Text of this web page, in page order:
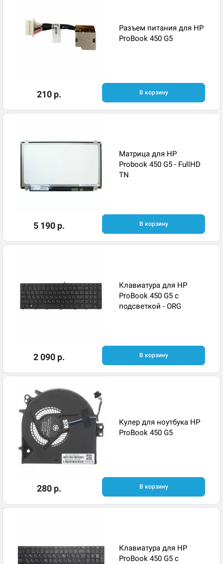
Разъем питания для HP
ProBook 450 G5
210 р. В корзину
Матрица для HP
Probook 450 G5 - FullHD
TN
5 190 р. В корзину
Клавиатура для HP
ProBook 450 G5 с
подсветкой - ORG
2 090 р. В корзину
Кулер для ноутбука HP
ProBook 450 G5
280 р. В корзину
Клавиатура для HP
ProBook 450 G5 с